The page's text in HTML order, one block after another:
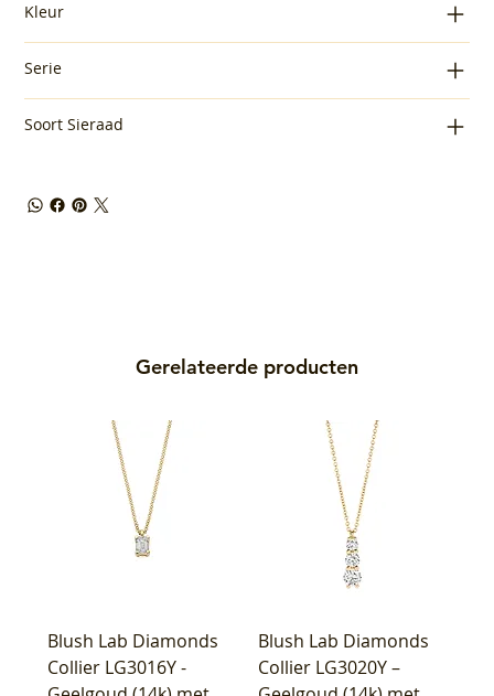
Kleur
Serie
Soort Sieraad
Gerelateerde producten
Blush Lab Diamonds
Collier LG3016Y -
Blush Lab Diamonds
Collier LG3020Y –